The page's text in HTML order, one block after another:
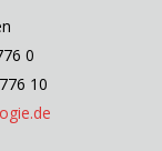
0
10